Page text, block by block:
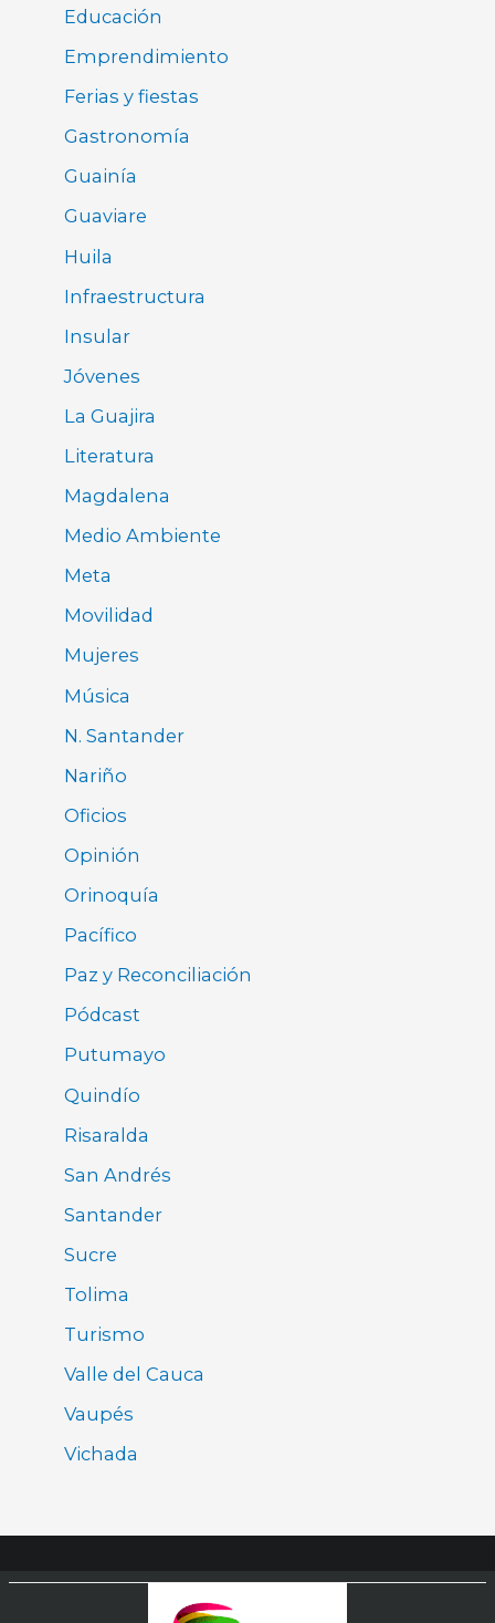
Educación
Emprendimiento
Ferias y fiestas
Gastronomía
Guainía
Guaviare
Huila
Infraestructura
Insular
Jóvenes
La Guajira
Literatura
Magdalena
Medio Ambiente
Meta
Movilidad
Mujeres
Música
N. Santander
Nariño
Oficios
Opinión
Orinoquía
Pacífico
Paz y Reconciliación
Pódcast
Putumayo
Quindío
Risaralda
San Andrés
Santander
Sucre
Tolima
Turismo
Valle del Cauca
Vaupés
Vichada